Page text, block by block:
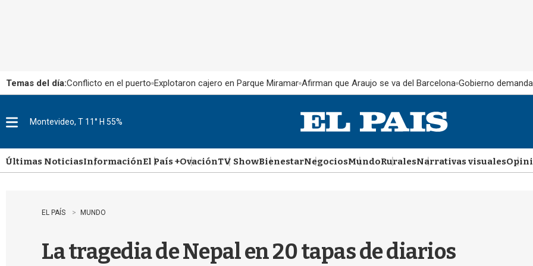
Temas del día:Conflicto en el puerto Explotaron cajero en Parque Miramar Afirman que Araujo se va del Barcelona Gobierno
u
Montevideo, T 11° H 55%
Últimas NoticiasInformaciónEl País +OvaciónTV ShowBienestarNegociosMundoRuralesNarrativas visuales
EL PAÍS MUNDO
La tragedia de Nepal en 20 tapas de diarios